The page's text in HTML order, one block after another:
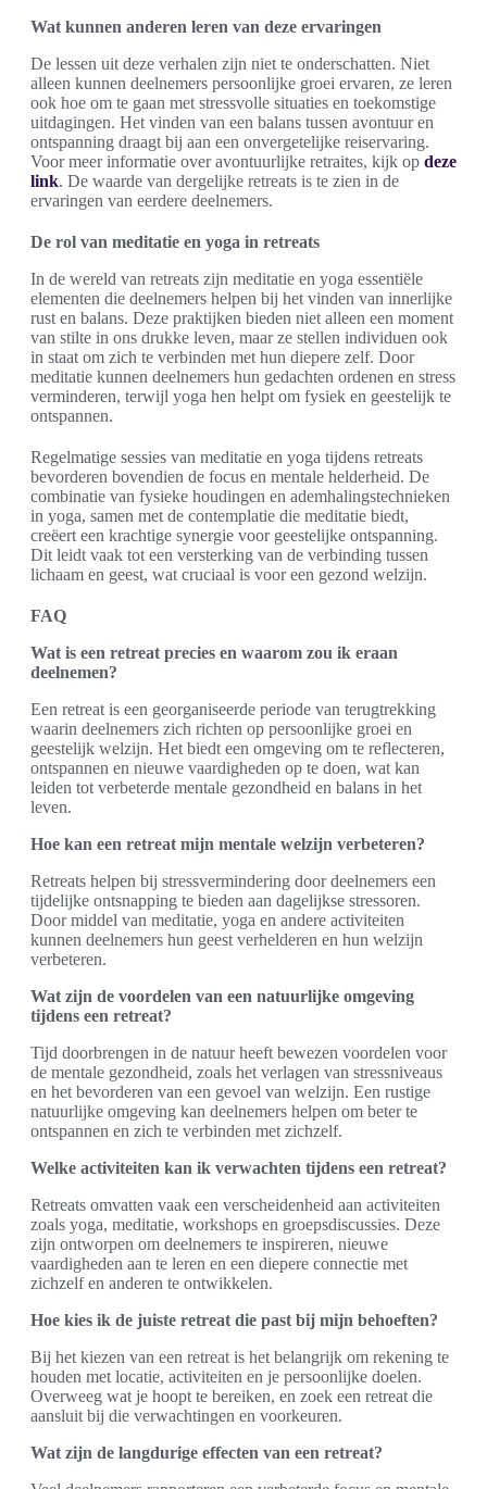
Wat kunnen anderen leren van deze ervaringen
De lessen uit deze verhalen zijn niet te onderschatten. Niet
alleen kunnen deelnemers persoonlijke groei ervaren, ze leren
ook hoe om te gaan met stressvolle situaties en toekomstige
uitdagingen. Het vinden van een balans tussen avontuur en
ontspanning draagt bij aan een onvergetelijke reiservaring.
Voor meer informatie over avontuurlijke retraites, kijk op deze
link. De waarde van dergelijke retreats is te zien in de
ervaringen van eerdere deelnemers.
De rol van meditatie en yoga in retreats
In de wereld van retreats zijn meditatie en yoga essentiële
elementen die deelnemers helpen bij het vinden van innerlijke
rust en balans. Deze praktijken bieden niet alleen een moment
van stilte in ons drukke leven, maar ze stellen individuen ook
in staat om zich te verbinden met hun diepere zelf. Door
meditatie kunnen deelnemers hun gedachten ordenen en stress
verminderen, terwijl yoga hen helpt om fysiek en geestelijk te
ontspannen.
Regelmatige sessies van meditatie en yoga tijdens retreats
bevorderen bovendien de focus en mentale helderheid. De
combinatie van fysieke houdingen en ademhalingstechnieken
in yoga, samen met de contemplatie die meditatie biedt,
creëert een krachtige synergie voor geestelijke ontspanning.
Dit leidt vaak tot een versterking van de verbinding tussen
lichaam en geest, wat cruciaal is voor een gezond welzijn.
FAQ
Wat is een retreat precies en waarom zou ik eraan
deelnemen?
Een retreat is een georganiseerde periode van terugtrekking
waarin deelnemers zich richten op persoonlijke groei en
geestelijk welzijn. Het biedt een omgeving om te reflecteren,
ontspannen en nieuwe vaardigheden op te doen, wat kan
leiden tot verbeterde mentale gezondheid en balans in het
leven.
Hoe kan een retreat mijn mentale welzijn verbeteren?
Retreats helpen bij stressvermindering door deelnemers een
tijdelijke ontsnapping te bieden aan dagelijkse stressoren.
Door middel van meditatie, yoga en andere activiteiten
kunnen deelnemers hun geest verhelderen en hun welzijn
verbeteren.
Wat zijn de voordelen van een natuurlijke omgeving
tijdens een retreat?
Tijd doorbrengen in de natuur heeft bewezen voordelen voor
de mentale gezondheid, zoals het verlagen van stressniveaus
en het bevorderen van een gevoel van welzijn. Een rustige
natuurlijke omgeving kan deelnemers helpen om beter te
ontspannen en zich te verbinden met zichzelf.
Welke activiteiten kan ik verwachten tijdens een retreat?
Retreats omvatten vaak een verscheidenheid aan activiteiten
zoals yoga, meditatie, workshops en groepsdiscussies. Deze
zijn ontworpen om deelnemers te inspireren, nieuwe
vaardigheden aan te leren en een diepere connectie met
zichzelf en anderen te ontwikkelen.
Hoe kies ik de juiste retreat die past bij mijn behoeften?
Bij het kiezen van een retreat is het belangrijk om rekening te
houden met locatie, activiteiten en je persoonlijke doelen.
Overweeg wat je hoopt te bereiken, en zoek een retreat die
aansluit bij die verwachtingen en voorkeuren.
Wat zijn de langdurige effecten van een retreat?